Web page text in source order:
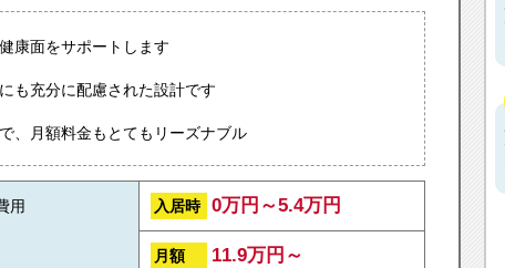
康面をサポートします
も充分に配慮された設計です
、月額料金もとてもリーズナブル
用 入居時 0万円～5.4万円
月額 11.9万円～